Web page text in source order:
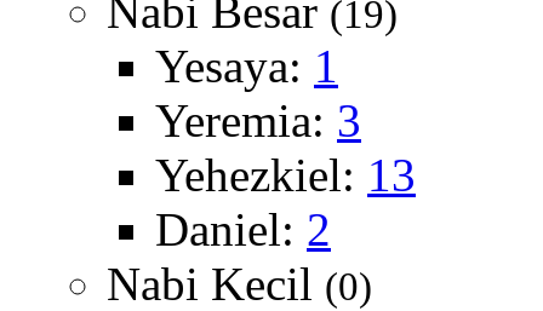
Nabi Besar (19)
Yesaya: 1
Yeremia: 3
Yehezkiel: 13
Daniel: 2
Nabi Kecil (0)